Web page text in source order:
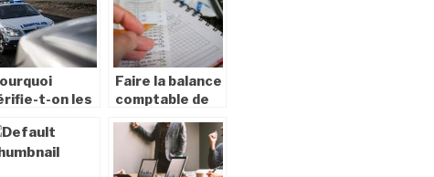
t-on les
?
Faire la balance
comptable de
entreprise :
quels sont les
documents